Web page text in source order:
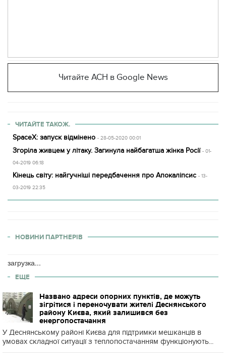
Читайте АСН в Google News
ЧИТАЙТЕ ТАКОЖ.
SpaceX: запуск відмінено - 28-05-2020 00:01
Згоріла живцем у літаку. Загинула найбагатша жінка Росії - 01-
04-2019 06:18
Кінець світу: найгучніші передбачення про Апокаліпсис - 13-
03-2019 22:35
НОВИНИ ПАРТНЕРІВ
загрузка...
ЕЩЕ
Названо адреси опорних пунктів, де можуть
зігрітися і переночувати жителі Деснянського
району Києва, який залишився без
енергопостачання
У Деснянському районі Києва для підтримки мешканців в
умовах складної ситуації з теплопостачанням функціонують...